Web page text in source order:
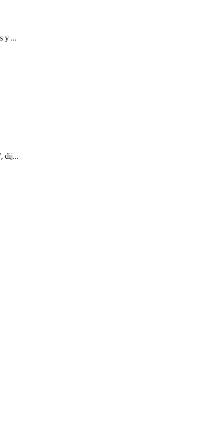
y ...
dij...